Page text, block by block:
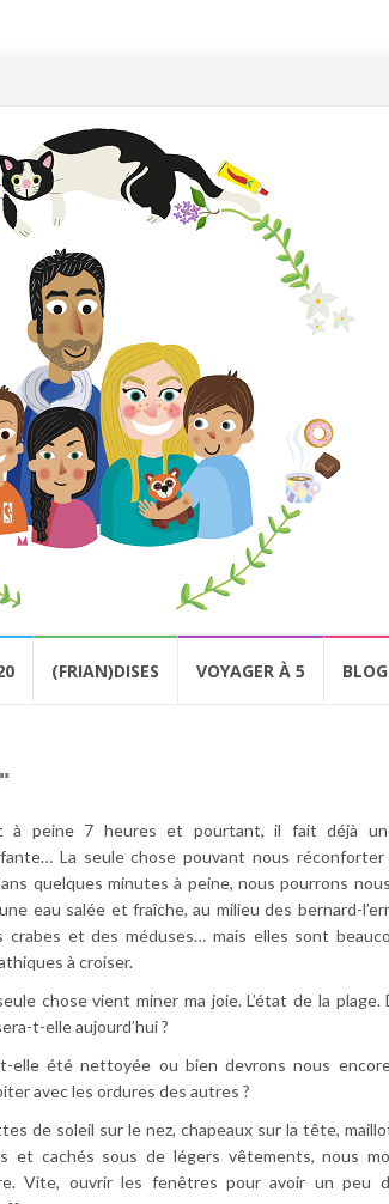
(FRIAN)DISES VOYAGER À 5
à peine 7 heures et pourtant, il fait déjà
La seule chose pouvant nous réconforter
quelques minutes à peine, nous pourrons
eau salée et fraîche, au milieu des bernard-
crabes et des méduses… mais elles sont
à croiser.
chose vient miner ma joie. L’état de la plage.
t-elle aujourd’hui ?
elle été nettoyée ou bien devrons nous
avec les ordures des autres ?
de soleil sur le nez, chapeaux sur la tête,
et cachés sous de légers vêtements, nous
Vite, ouvrir les fenêtres pour avoir un peu